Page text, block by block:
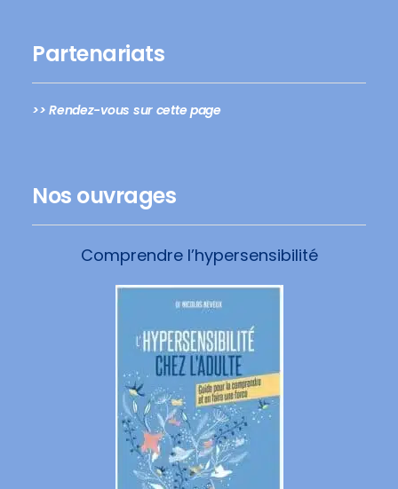
Partenariats
>> Rendez-vous sur cette page
Nos ouvrages
Comprendre l’hypersensibilité